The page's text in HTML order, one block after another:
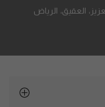
العقيق، الرياض